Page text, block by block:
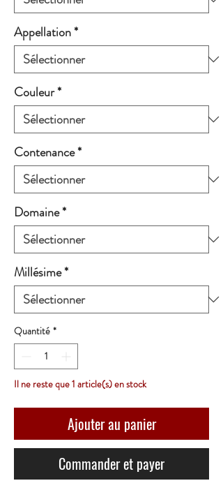
Appellation*
Couleur*
Contenance*
Domaine*
Millésime*
Quantité *
Il ne reste que 1 article(s) en stock
Ajouter au panier
Commander et payer